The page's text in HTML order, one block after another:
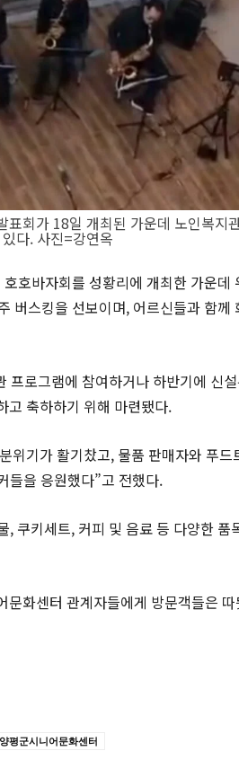
회가 18일 개최된 가운데 노인복지
다. 사진=강연옥
호바자회를 성황리에 개최한 가운데
버스킹을 선보이며, 어르신들과 함께
프로그램에 참여하거나 하반기에 신
고 축하하기 위해 마련됐다.
위기가 활기찼고, 물품 판매자와 푸드
들을 응원했다”고 전했다.
쿠키세트, 커피 및 음료 등 다양한 품
화센터 관계자들에게 방문객들은
양평군시니어문화센터